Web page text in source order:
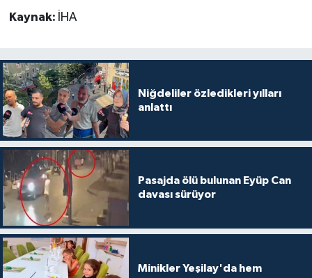
Kaynak: İHA
Niğdeliler özledikleri yılları
anlattı
Pasajda ölü bulunan Eyüp Can
davası sürüyor
Minikler Yeşilay'da hem